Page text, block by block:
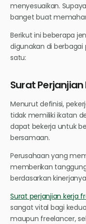
menyesuaikan.
banget buat
Berikut ini beberapa
digunakan di berbagai
satu:
Surat
Menurut definisi,
tidak memiliki ikatan
dapat bekerja untuk
bersamaan.
Perusahaan yang
memberikan
berdasarkan
Surat perjanjian kerja
sangat vital bagi
maupun freelancer,